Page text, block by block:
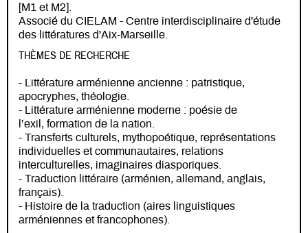
[M1 et M2].
Associé du CIELAM - Centre interdisciplinaire d'étude
des littératures d'Aix-Marseille.
THÈMES DE RECHERCHE
- Littérature arménienne ancienne : patristique,
apocryphes, théologie.
- Littérature arménienne moderne : poésie de
l’exil, formation de la nation.
- Transferts culturels, mythopoétique, représentations
individuelles et communautaires, relations
interculturelles, imaginaires diasporiques.
- Traduction littéraire (arménien, allemand, anglais,
français).
- Histoire de la traduction (aires linguistiques
arméniennes et francophones).